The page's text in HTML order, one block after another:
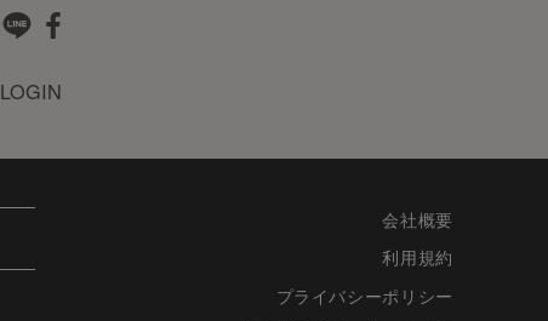
LOGIN
会社概要
利用規約
プライバシーポリシー